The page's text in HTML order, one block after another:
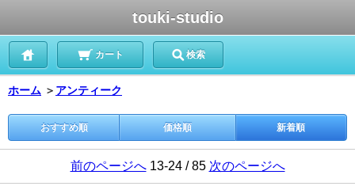
touki-studio
カート 検索
ホーム ＞ アンティーク
おすすめ順 価格順 新着順
前のページへ13-24 / 85 次のページへ